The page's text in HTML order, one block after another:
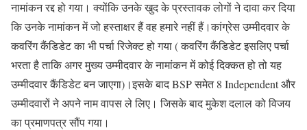
नामांकन रद्द हो गया। क्योंकि उनके खुद के प्रस्तावक लोगों ने दावा कर दिया
कि उनके नामांकन में जो हस्ताक्षर हैं वह हमारे नहीं हैं।कांग्रेस उम्मीदवार के
कवरिंग कैंडिडेट का भी पर्चा रिजेक्ट हो गया ( कवरिंग कैंडिडेट इसलिए पर्चा
भरता है ताकि अगर मुख्य उम्मीदवार के नामांकन में कोई दिक्कत हो तो यह
उम्मीदवार कैंडिडेट बन जाएगा)।इसके बाद BSP समेत 8 Independent और
उम्मीदवारों ने अपने नाम वापस ले लिए। जिसके बाद मुकेश दलाल को विजय
का प्रमाणपत्र सौंप गया।